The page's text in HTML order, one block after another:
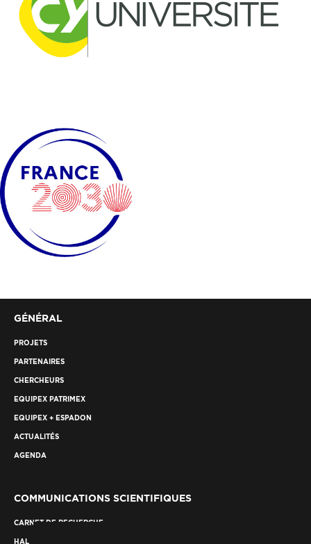
GÉNÉRAL
PROJETS
PARTENAIRES
CHERCHEURS
EQUIPEX PATRIMEX
EQUIPEX + ESPADON
ACTUALITÉS
AGENDA
COMMUNICATIONS SCIENTIFIQUES
CARNET DE RECHERCHE
HAL